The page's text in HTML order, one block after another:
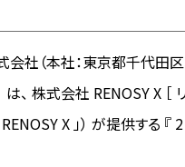
社（本社：東京都千代田
は、 株式会社 RENOSY X
X 」） が提供する